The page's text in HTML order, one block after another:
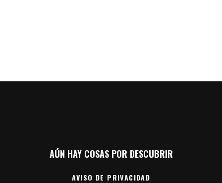
AÚN HAY COSAS POR DESCUBRIR
AVISO DE PRIVACIDAD